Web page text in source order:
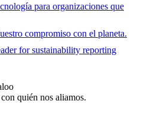
para organizaciones que
compromiso con el planeta.
for sustainability reporting
quién nos aliamos.